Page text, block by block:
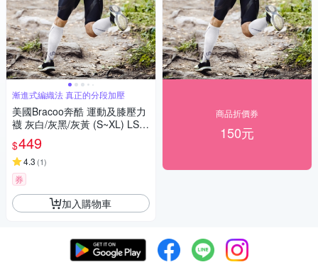
漸進式編織法 真正的分段加壓
美國Bracoo奔酷 運動及膝壓力
襪 灰白/灰黑/灰黃 (S~XL) LS7
$449
4.3 (1)
券
加入購物車
商品折價券
150元